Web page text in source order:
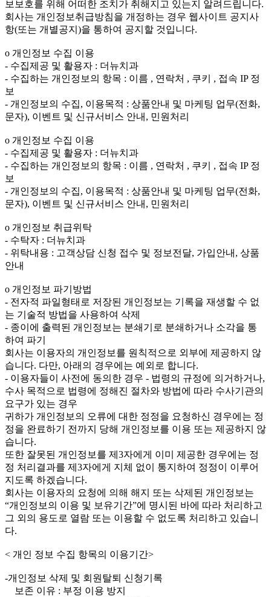
보보호를 위해 어떠한 조치가 취해지고 있는지 알려드립니다.
회사는 개인정보취급방침을 개정하는 경우 웹사이트 공지사
항(또는 개별공지)을 통하여 공지할 것입니다.
ο 개인정보 수집 이용
- 수집제공 및 활용자 : 더뉴치과
- 수집하는 개인정보의 항목 : 이름 , 연락처 , 쿠키 , 접속 IP 정
보
- 개인정보의 수집, 이용목적 : 상품안내 및 마케팅 업무(전화,
문자), 이벤트 및 신규서비스 안내, 민원처리
ο 개인정보 수집 이용
- 수집제공 및 활용자 : 더뉴치과
- 수집하는 개인정보의 항목 : 이름 , 연락처 , 쿠키 , 접속 IP 정
보
- 개인정보의 수집, 이용목적 : 상품안내 및 마케팅 업무(전화,
문자), 이벤트 및 신규서비스 안내, 민원처리
ο 개인정보 취급위탁
- 수탁자 : 더뉴치과
- 위탁내용 : 고객상담 신청 접수 및 정보전달, 가입안내, 상품
안내
ο 개인정보 파기방법
- 전자적 파일형태로 저장된 개인정보는 기록을 재생할 수 없
는 기술적 방법을 사용하여 삭제
- 종이에 출력된 개인정보는 분쇄기로 분쇄하거나 소각을 통
하여 파기
회사는 이용자의 개인정보를 원칙적으로 외부에 제공하지 않
습니다. 다만, 아래의 경우에는 예외로 합니다.
- 이용자들이 사전에 동의한 경우 - 법령의 규정에 의거하거나,
수사 목적으로 법령에 정해진 절차와 방법에 따라 수사기관의
요구가 있는 경우
귀하가 개인정보의 오류에 대한 정정을 요청하신 경우에는 정
정을 완료하기 전까지 당해 개인정보를 이용 또는 제공하지 않
습니다.
또한 잘못된 개인정보를 제3자에게 이미 제공한 경우에는 정
정 처리결과를 제3자에게 지체 없이 통지하여 정정이 이루어
지도록 하겠습니다.
회사는 이용자의 요청에 의해 해지 또는 삭제된 개인정보는
“개인정보의 이용 및 보유기간”에 명시된 바에 따라 처리하고
그 외의 용도로 열람 또는 이용할 수 없도록 처리하고 있습니
다.
< 개인 정보 수집 항목의 이용기간>
-개인정보 삭제 및 회원탈퇴 신청기록
보존 이유 : 부정 이용 방지